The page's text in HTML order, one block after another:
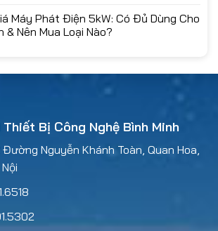
Máy Phát Điện 5kW: Có Đủ Dùng Cho
& Nên Mua Loại Nào?
Thiết Bị Công Nghệ Bình Minh
Đường Nguyễn Khánh Toàn, Quan Hoa,